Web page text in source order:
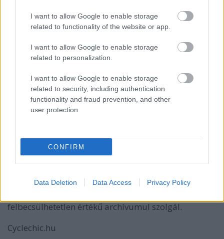
I want to allow Google to enable storage
related to functionality of the website or app.
I want to allow Google to enable storage
related to personalization.
I want to allow Google to enable storage
related to security, including authentication
functionality and fraud prevention, and other
user protection.
CONFIRM
Data Deletion Data Access Privacy Policy
A szervezőkről:
Street Fashion Budapest
„ A jelen a jövő múltja”
www.streetfashionbudapest.huaz utcai divatra
fókuszáló online archívum, melyet magánemberek
építenek 2010 júniusa óta. A cél minél több
adatokat (stílus, mit visel, fotózás helyszíne, ideje)
töltsenek fel. Az eredmény egy oldal, melyet a
kortársak szívesen böngésznek stílusra, feltöltőre,
adatbázis is, mely mind a ma, mind a jövő
felbecsülhetetlen értékű archívumul szolgál.
Cyclechic.hu